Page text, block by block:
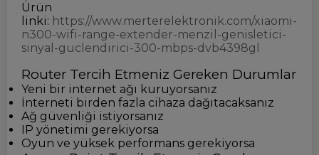
Ürün
linki: https://www.merterelektronik.com/xiaomi-
n300-wifi-range-extender-menzil-genisletici-
sinyal-guclendirici-300-mbps-dvb4398gl
Router Tercih Etmeniz Gereken Durumlar
Yeni bir internet ağı kuruyorsanız
İnterneti birden fazla cihaza dağıtacaksanız
Ağ güvenliği istiyorsanız
IP yönetimi gerekiyorsa
Oyun ve yüksek performans gerekiyorsa